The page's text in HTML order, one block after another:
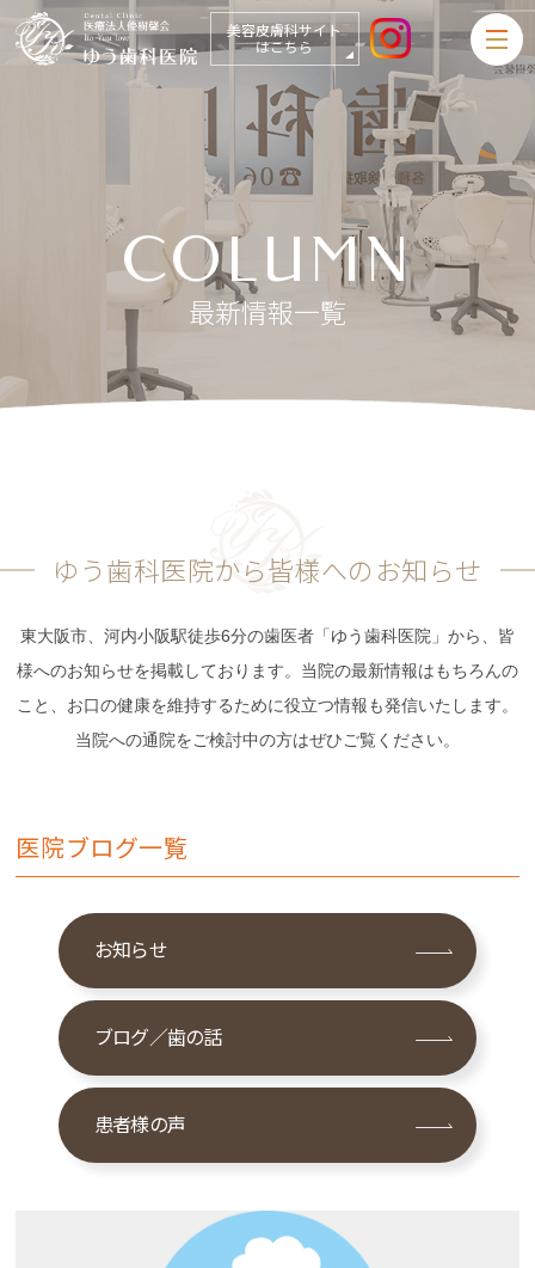
美容皮膚科サイト
はこちら
COLUMN
最新情報一覧
ゆう歯科医院から皆様へのお知らせ
東大阪市、河内小阪駅徒歩6分の歯医者「ゆう歯科医院」から、皆
様へのお知らせを掲載しております。当院の最新情報はもちろんの
こと、お口の健康を維持するために役立つ情報も発信いたします。
当院への通院をご検討中の方はぜひご覧ください。
医院ブログ一覧
お知らせ
ブログ／歯の話
患者様の声